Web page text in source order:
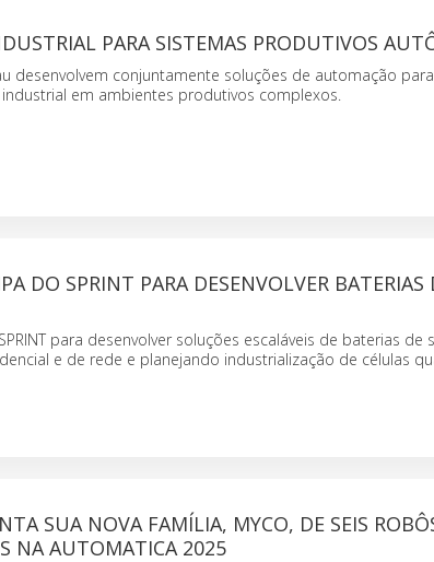
PARA SISTEMAS PRODUTIVOS
desenvolvem conjuntamente soluções de automação
industrial em ambientes produtivos complexos.
DO SPRINT PARA DESENVOLVER BATERIAS
para desenvolver soluções escaláveis de baterias de
e de rede e planejando industrialização de células
SUA NOVA FAMÍLIA, MYCO, DE SEIS
NA AUTOMATICA 2025